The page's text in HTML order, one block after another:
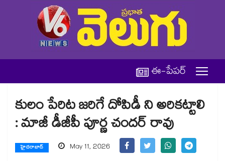
ఈ-పేపర్
కులం పేరిట జరిగే దోపిడీ ని అరికట్టాలి
: మాజీ డీజీపీ పూర్ణ చందర్ రావు
హైదరాబాద్ May 11, 2026